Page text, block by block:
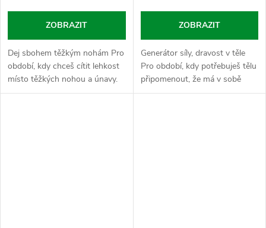
ZOBRAZIT
Dej sbohem těžkým nohám Pro
období, kdy chceš cítit lehkost
místo těžkých nohou a únavy.
Komonice lékařská je tradiční
ZOBRAZIT
Generátor síly, dravost v těle
Pro období, kdy potřebuješ tělu
připomenout, že má v sobě
dravce a nenechá se jen tak